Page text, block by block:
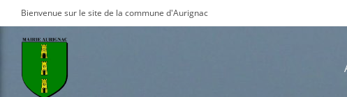
to
content
Bienvenue sur le site de la commune d'Aurignac